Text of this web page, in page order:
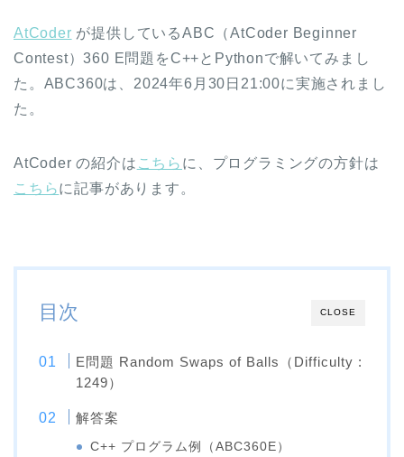
AtCoder が提供しているABC（AtCoder Beginner
Contest）360 E問題をC++とPythonで解いてみまし
た。ABC360は、2024年6月30日21:00に実施されまし
た。
AtCoder の紹介は こちら に、プログラミングの方針は
こちらに記事があります。
CLOSE
目次
E問題 Random Swaps of Balls（Difficulty :
1249）
解答案
C++ プログラム例（ABC360E）